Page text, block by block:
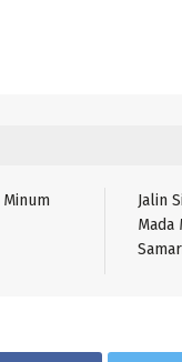
Jalin
Mada